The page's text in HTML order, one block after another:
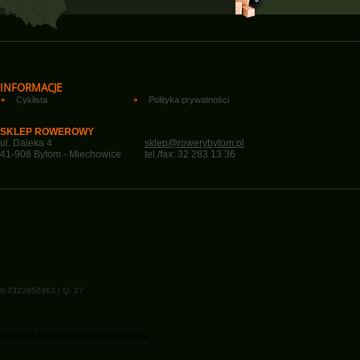
INFORMACJE
Cyklista Polityka prywatności
SKLEP ROWEROWY
ul. Daleka 4
41-908 Bytom - Miechowice
sklep@rowerybytom.pl
tel./fax: 32 283 13 36
0.7322950363 | Q: 27